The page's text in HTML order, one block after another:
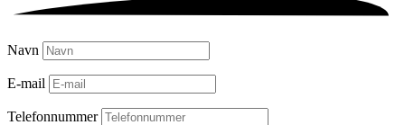
Navn
E-mail
Telefonnummer